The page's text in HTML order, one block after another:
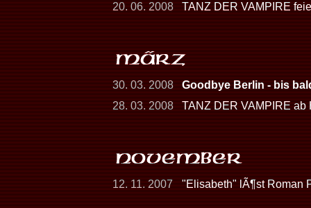
20. 06. 2008 TANZ DER VAMPIRE
30. 03. 2008
Goodbye Berlin - bis
28. 03. 2008
TANZ DER VAMPIRE ab
12. 11. 2007 "Elisabeth" lÃ¶st Roman